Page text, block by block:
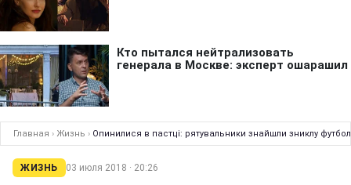
Главная › Жизнь › Опинилися в пастці: рятувальники знайшли зниклу
ЖИЗНЬ 03 июля 2018 · 20:26